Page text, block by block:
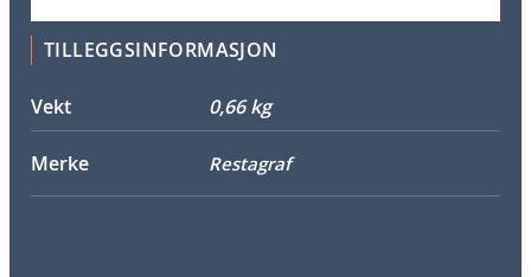
TILLEGGSINFORMASJON
Vekt 0,66 kg
Merke Restagraf